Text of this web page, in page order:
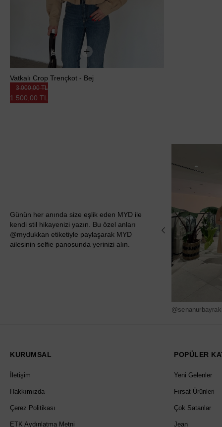
Vatkalı Crop Trençkot - Bej
1.500,00 TL
3.000,00 TL
Günün her anında size eşlik eden MYD ile
kendi stil hikayenizi yazın. Bu özel anları
@mydukkan etiketiyle paylaşarak MYD
ailesinin selfie panosunda yerinizi alın.
KURUMSAL
İletişim
Hakkımızda
Çerez Politikası
ETK Aydınlatma Metni
POPÜLER
Yeni Gelenler
Fırsat Ürünleri
Çok Satanlar
Jean